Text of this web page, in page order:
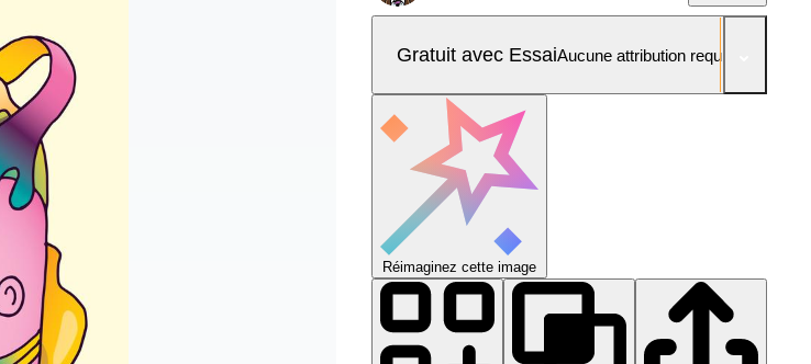
Gratuit avec EssaiAucune attribution requise
Réimaginez cette image